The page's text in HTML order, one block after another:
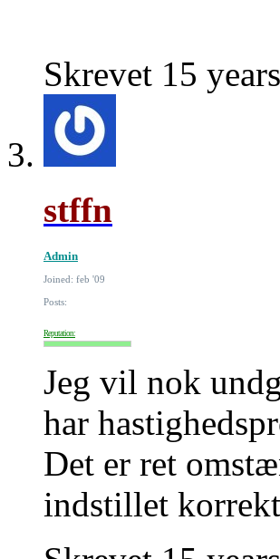
Skrevet 15
stffn
Admin
Joined: feb '09
Posts:
Reputation:
Jeg vil nok
har
Det er ret
indstillet